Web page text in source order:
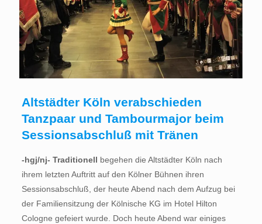
Altstädter Köln verabschieden
Tanzpaar und Tambourmajor beim
Sessionsabschluß mit Tränen
-hgj/nj- Traditionell begehen die Altstädter Köln nach
ihrem letzten Auftritt auf den Kölner Bühnen ihren
Sessionsabschluß, der heute Abend nach dem Aufzug bei
der Familiensitzung der Kölnische KG im Hotel Hilton
Cologne gefeiert wurde. Doch heute Abend war einiges